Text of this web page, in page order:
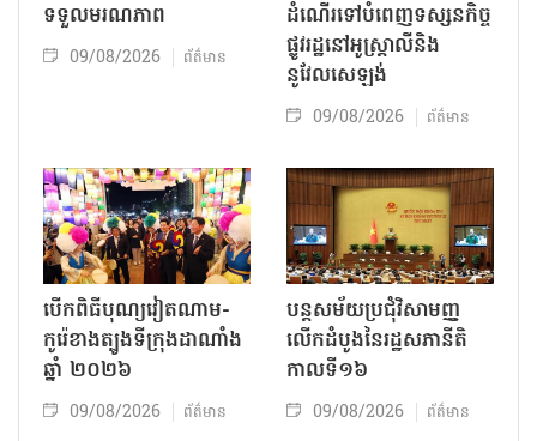
ទទួលមរណភាព
09/08/2026 ព័ត៌មាន
ដំណើរទៅបំពេញទស្សនកិច្ច
ផ្លូវរដ្ឋនៅអូស្ត្រាលីនិង
នូវែលសេឡង់
09/08/2026 ព័ត៌មាន
បើកពិធីបុណ្យវៀតណាម-
កូរ៉េខាងត្បូងទីក្រុងដាណាំង
ឆ្នាំ ២០២៦
09/08/2026 ព័ត៌មាន
បន្តសម័យប្រជុំវិសាមញ្ញ
លើកដំបូងនៃរដ្ឋសភានីតិ
កាលទី១៦
09/08/2026 ព័ត៌មាន